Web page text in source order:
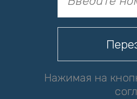
Нажимая на